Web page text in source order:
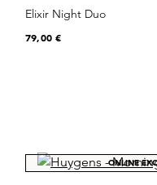
Elixir Night Duo
79,00 €
ONLINE